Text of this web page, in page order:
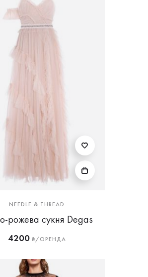
NEEDLE & THREAD
рожева сукня Degas
4200₴/ОРЕНДА